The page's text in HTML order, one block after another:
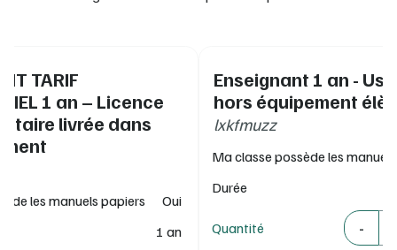
TARIF
1 an – Licence
livrée dans
les manuels papiers
Oui
1 an
Enseignant 1 an -
hors équipement
lxkfmuzz
Ma classe possède les
Durée
Quantité -
Quantité